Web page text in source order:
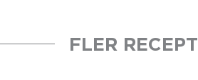
FLER RECEPT